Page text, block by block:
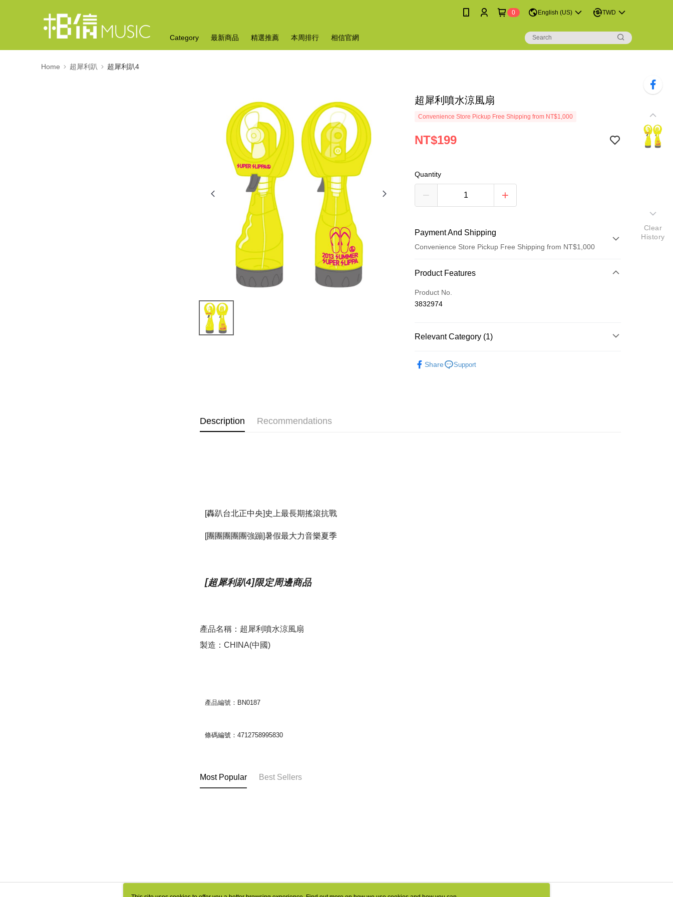
0 English (US) TWD
Category 最新商品 精選推薦 本周排行 相信官網
Home 超犀利趴 超犀利趴4
超犀利噴水涼風扇
Convenience Store Pickup Free Shipping from NT$1,000
NT$199
Quantity
Payment And Shipping
Convenience Store Pickup Free Shipping from NT$1,000
Payment Method
Credit Card (Full Payment)
Convenience Store Pickup and Pay
Easy Wallet
Product Features
Product No.
3832974
Relevant Category (1)
Share
Support
Description Recommendations
[轟趴台北正中央] 史上最長期搖滾抗戰
[團團團團團強蹦]暑假最大力音樂夏季
[超犀利趴4]限定周邊商品
產品名稱：超犀利噴水涼風扇
製造：CHINA(中國)
產品編號： BN0187
條碼編號：4712758995830
Most Popular Best Sellers
Clear
History